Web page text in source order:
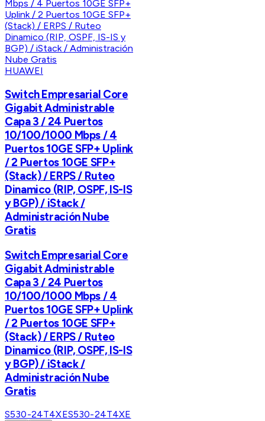
HUAWEI
Switch Empresarial Core
Gigabit Administrable
Capa 3 / 24 Puertos
10/100/1000 Mbps / 4
Puertos 10GE SFP+ Uplink
/ 2 Puertos 10GE SFP+
(Stack) / ERPS / Ruteo
Dinamico (RIP, OSPF, IS-IS
y BGP) / iStack /
Administración Nube
Gratis
Switch Empresarial Core
Gigabit Administrable
Capa 3 / 24 Puertos
10/100/1000 Mbps / 4
Puertos 10GE SFP+ Uplink
/ 2 Puertos 10GE SFP+
(Stack) / ERPS / Ruteo
Dinamico (RIP, OSPF, IS-IS
y BGP) / iStack /
Administración Nube
Gratis
S530-24T4XES530-24T4XE